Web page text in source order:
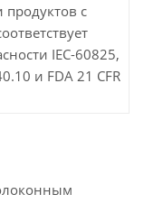
продуктов с
IEC-60825,
и FDA 21 CFR